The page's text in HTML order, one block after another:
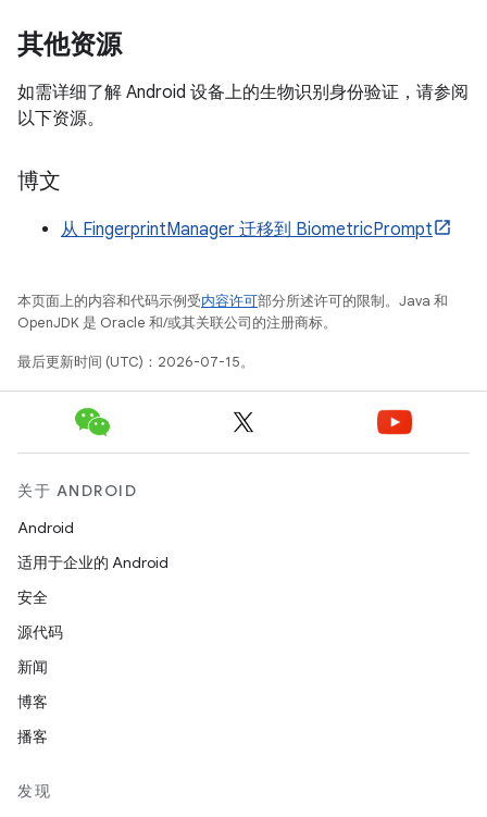
其他资源
如需详细了解 Android 设备上的生物识别身份验证，请参阅
以下资源。
博文
从 FingerprintManager 迁移到 BiometricPrompt
本页面上的内容和代码示例受内容许可部分所述许可的限制。Java 和
OpenJDK 是 Oracle 和/或其关联公司的注册商标。
最后更新时间 (UTC)：2026-07-15。
关于 ANDROID
Android
适用于企业的 Android
安全
源代码
新闻
博客
播客
发现